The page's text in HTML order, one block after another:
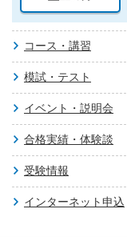
コース・講習
模試・テスト
イベント・説明会
合格実績・体験談
受験情報
インターネット申込